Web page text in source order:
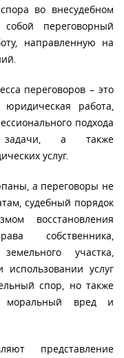
во внесудебном
переговорный
направленную на
переговоров – это
юридическая работа,
подхода
а также
услуг.
а переговоры не
судебный порядок
восстановления
собственника,
участка,
услуг
спор, но также
моральный вред и
представление